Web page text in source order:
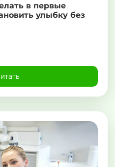
в первые
улыбку без